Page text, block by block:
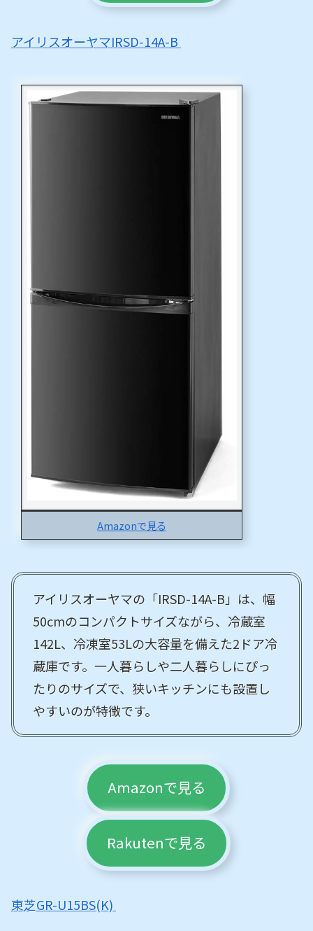
アイリスオーヤマIRSD-14A-B
Amazonで見る
アイリスオーヤマの「IRSD-14A-B」は、幅
50cmのコンパクトサイズながら、冷蔵室
142L、冷凍室53Lの大容量を備えた2ドア冷
蔵庫です。一人暮らしや二人暮らしにぴっ
たりのサイズで、狭いキッチンにも設置し
やすいのが特徴です。
Amazonで見る
Rakutenで見る
東芝GR-U15BS(K)